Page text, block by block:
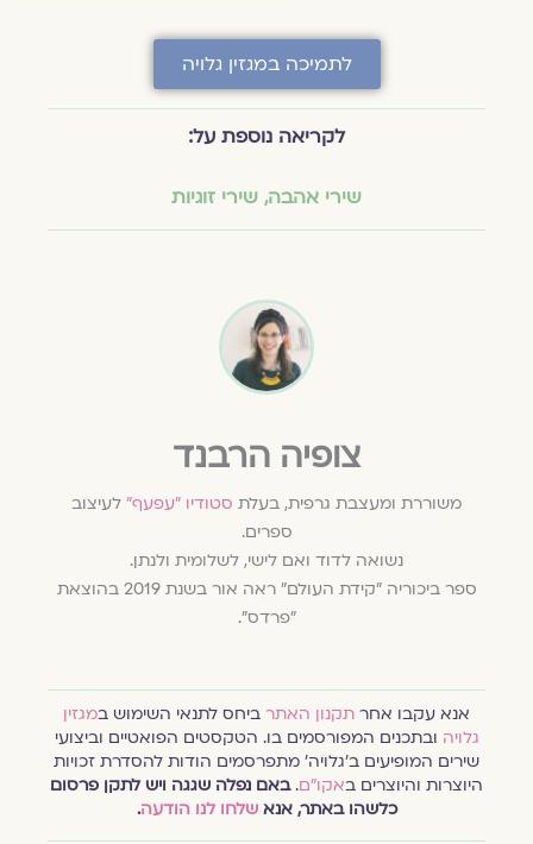
לתמיכה במגזין גלויה
לקריאה נוספת על:
שירי אהבה,שירי זוגיות
צופיה הרבנד
משוררת ומעצבת גרפית, בעלתסטודיו "עפעף"לעיצוב
ספרים.
נשואה לדוד ואם לישי, לשלומית ולנתן.
ספר ביכוריה "קידת העולם" ראה אור בשנת 2019 בהוצאת
"פרדס".
אנא עקבו אחרתקנון האתרביחס לתנאי השימוש ב מגזין
גלויהובתכנים המפורסמים בו. הטקסטים הפואטיים וביצועי
שירים המופיעים ב׳גלויה׳ מתפרסמים הודות להסדרת זכויות
היוצרות והיוצרים ב אקו״ם.באם נפלה שגגה ויש לתקן פרסום
כלשהו באתר, אנאשלחו לנו הודעה.